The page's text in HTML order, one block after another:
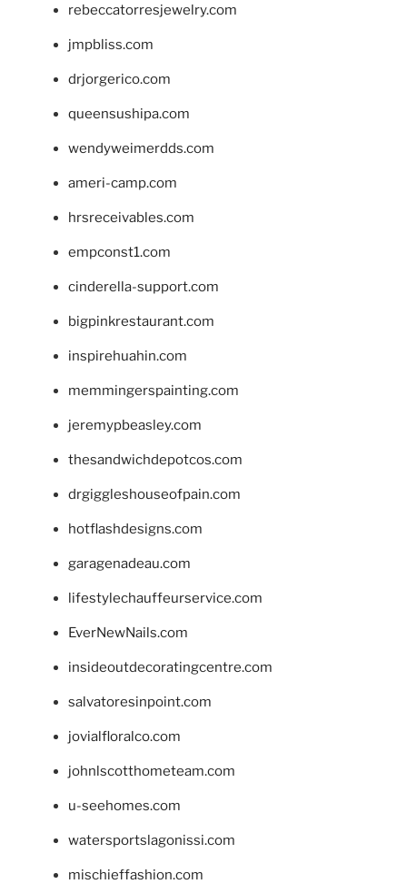
rebeccatorresjewelry.com
jmpbliss.com
drjorgerico.com
queensushipa.com
wendyweimerdds.com
ameri-camp.com
hrsreceivables.com
empconst1.com
cinderella-support.com
bigpinkrestaurant.com
inspirehuahin.com
memmingerspainting.com
jeremypbeasley.com
thesandwichdepotcos.com
drgiggleshouseofpain.com
hotflashdesigns.com
garagenadeau.com
lifestylechauffeurservice.com
EverNewNails.com
insideoutdecoratingcentre.com
salvatoresinpoint.com
jovialfloralco.com
johnlscotthometeam.com
u-seehomes.com
watersportslagonissi.com
mischieffashion.com